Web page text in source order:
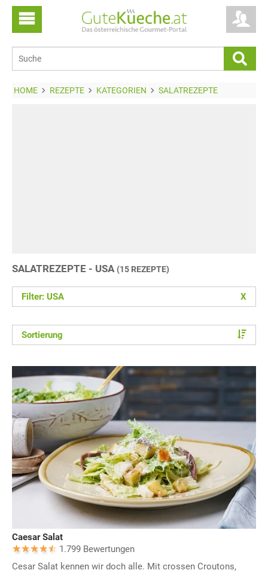
HOME REZEPTE KATEGORIEN SALATREZEPTE
SALATREZEPTE - USA (15 REZEPTE)
Filter: USA X
Sortierung
Caesar Salat
1.799 Bewertungen
Cesar Salat kennen wir doch alle. Mit crossen Croutons,